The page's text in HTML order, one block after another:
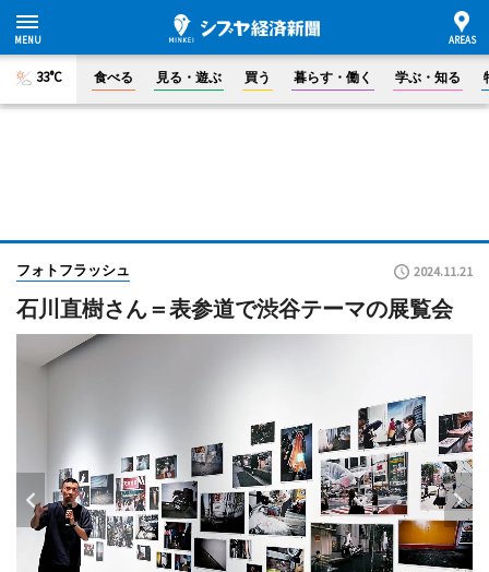
33°C 食べる 見る・遊ぶ 買う 暮らす・働く 学ぶ・知る
フォトフラッシュ 2024.11.21
石川直樹さん＝表参道で渋谷テーマの展覧会